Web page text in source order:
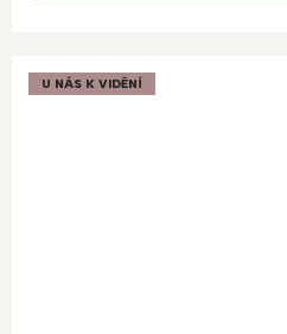
U NÁS K VIDĚNÍ